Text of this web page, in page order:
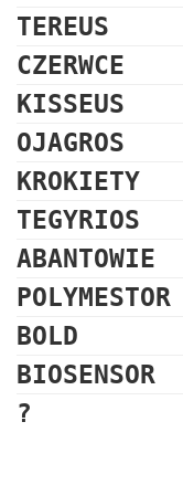
TEREUS
CZERWCE
KISSEUS
OJAGROS
KROKIETY
TEGYRIOS
ABANTOWIE
POLYMESTOR
BOLD
BIOSENSOR
?